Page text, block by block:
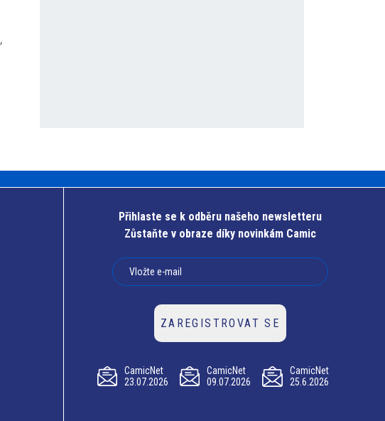
,
Přihlaste se k odběru našeho newsletteru
Zůstaňte v obraze díky novinkám Camic
ZAREGISTROVAT SE
CamicNet
23.07.2026
CamicNet
09.07.2026
CamicNet
25.6.2026